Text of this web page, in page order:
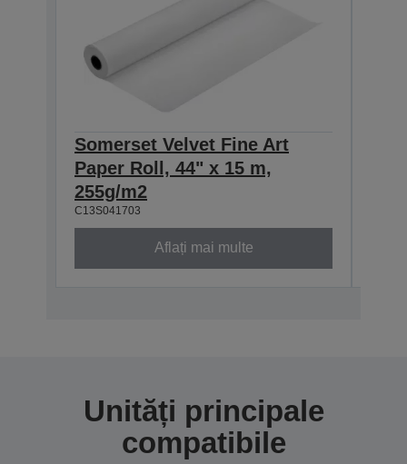
Somerset Velvet Fine Art
Paper Roll, 44" x 15 m,
255g/m2
C13S041703
Aflați mai multe
Unități principale
compatibile